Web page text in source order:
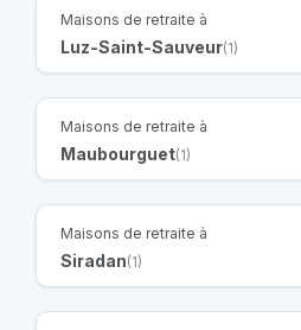
Maisons de retraite à
Luz-Saint-Sauveur(1)
Maisons de retraite à
Maubourguet(1)
Maisons de retraite à
Siradan(1)